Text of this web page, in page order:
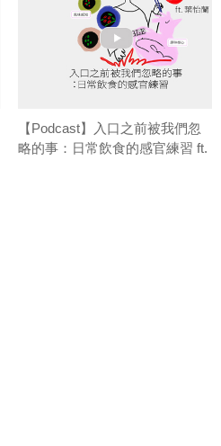
【Podcast】入口之前被我們忽
略的事：日常飲食的感官練習 ft.